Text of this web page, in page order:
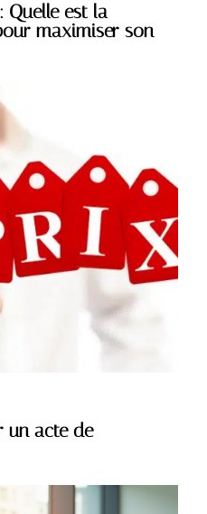
Quelle est la
maximiser son
un acte de